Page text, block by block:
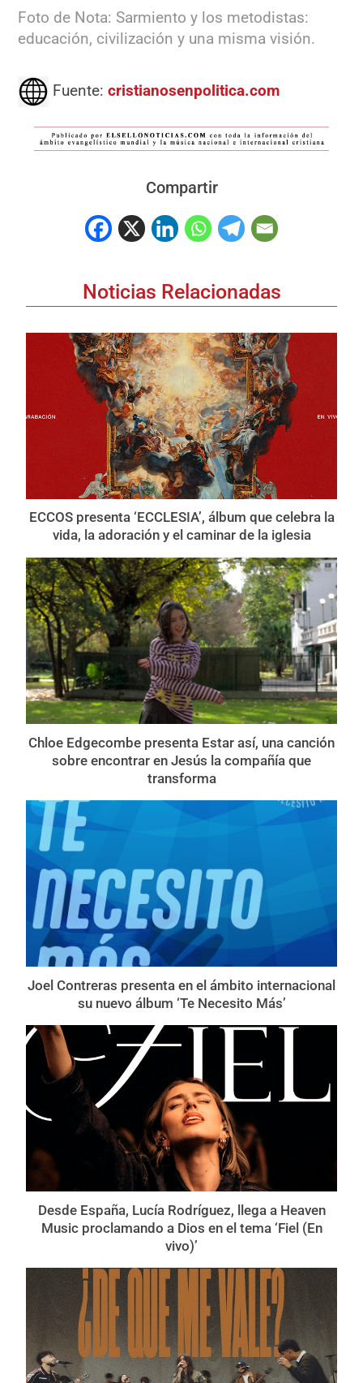
Foto de Nota: Sarmiento y los metodistas:
educación, civilización y una misma visión.
Fuente:cristianosenpolitica.com
Compartir
Noticias Relacionadas
ECCOS presenta ‘ECCLESIA’, álbum que celebra la
vida, la adoración y el caminar de la iglesia
Chloe Edgecombe presenta Estar así, una canción
sobre encontrar en Jesús la compañía que
transforma
Joel Contreras presenta en el ámbito internacional
su nuevo álbum ‘Te Necesito Más’
Desde España, Lucía Rodríguez, llega a Heaven
Music proclamando a Dios en el tema ‘Fiel (En
vivo)’